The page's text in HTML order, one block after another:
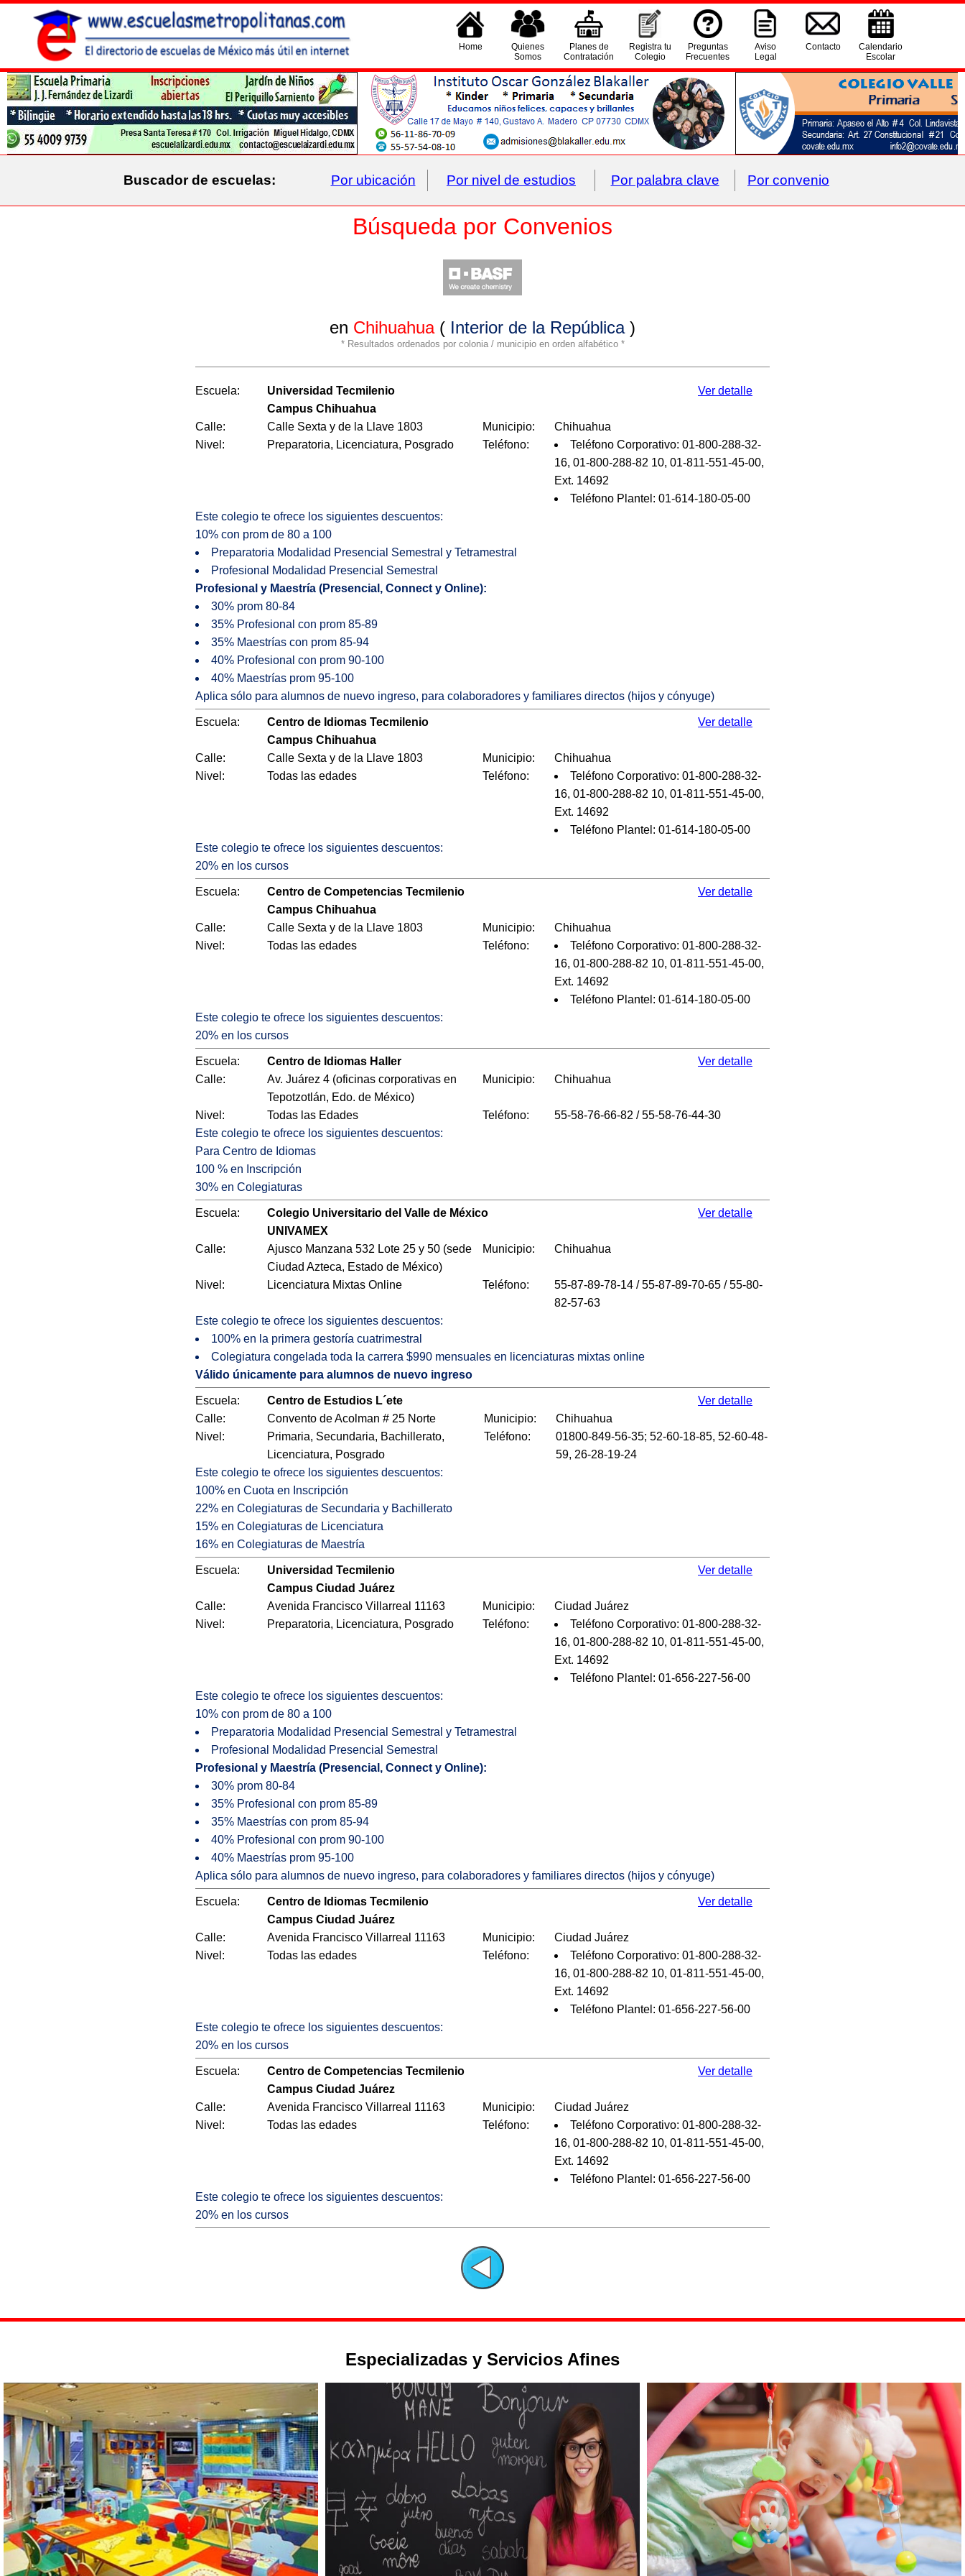
Home
Quienes
Somos
Planes de
Contratación
Registra tu
Colegio
Preguntas
Frecuentes
Aviso
Legal
Contacto
Calendario
Escolar
Buscador de escuelas: Por ubicación Por nivel de estudios Por palabra clave Por convenio
Búsqueda por Convenios
en Chihuahua( Interior de la República)
* Resultados ordenados por colonia / municipio en orden alfabético *
Escuela:
Universidad Tecmilenio
Campus Chihuahua
Ver detalle
Calle: Calle Sexta y de la Llave 1803 Municipio:
Chihuahua
Nivel:
Preparatoria, Licenciatura, Posgrado Teléfono:
Teléfono Corporativo: 01-800-288-32-
16, 01-800-288-82 10, 01-811-551-45-00,
Ext. 14692
Teléfono Plantel: 01-614-180-05-00
Este colegio te ofrece los siguientes descuentos:
10% con prom de 80 a 100
Preparatoria Modalidad Presencial Semestral y Tetramestral
Profesional Modalidad Presencial Semestral
Profesional y Maestría (Presencial, Connect y Online):
30% prom 80-84
35% Profesional con prom 85-89
35% Maestrías con prom 85-94
40% Profesional con prom 90-100
40% Maestrías prom 95-100
Aplica sólo para alumnos de nuevo ingreso, para colaboradores y familiares directos (hijos y cónyuge)
Escuela:
Centro de Idiomas Tecmilenio
Campus Chihuahua
Ver detalle
Calle: Calle Sexta y de la Llave 1803 Municipio:
Chihuahua
Nivel:
Todas las edades Teléfono:
Teléfono Corporativo: 01-800-288-32-
16, 01-800-288-82 10, 01-811-551-45-00,
Ext. 14692
Teléfono Plantel: 01-614-180-05-00
Este colegio te ofrece los siguientes descuentos:
20% en los cursos
Escuela:
Centro de Competencias Tecmilenio
Campus Chihuahua
Ver detalle
Calle: Calle Sexta y de la Llave 1803 Municipio:
Chihuahua
Nivel:
Todas las edades Teléfono:
Teléfono Corporativo: 01-800-288-32-
16, 01-800-288-82 10, 01-811-551-45-00,
Ext. 14692
Teléfono Plantel: 01-614-180-05-00
Este colegio te ofrece los siguientes descuentos:
20% en los cursos
Escuela: Centro de Idiomas Haller
Ver detalle
Calle:
Av. Juárez 4 (oficinas corporativas en
Tepotzotlán, Edo. de México)
Municipio: Chihuahua
Nivel: Todas las Edades Teléfono:
55-58-76-66-82 / 55-58-76-44-30
Este colegio te ofrece los siguientes descuentos:
Para Centro de Idiomas
100 % en Inscripción
30% en Colegiaturas
Escuela:
Colegio Universitario del Valle de México
UNIVAMEX
Ver detalle
Calle:
Ajusco Manzana 532 Lote 25 y 50 (sede
Ciudad Azteca, Estado de México)
Municipio: Chihuahua
Nivel: Licenciatura Mixtas Online Teléfono:
55-87-89-78-14 / 55-87-89-70-65 / 55-80-
82-57-63
Este colegio te ofrece los siguientes descuentos:
100% en la primera gestoría cuatrimestral
Colegiatura congelada toda la carrera $990 mensuales en licenciaturas mixtas online
Válido únicamente para alumnos de nuevo ingreso
Escuela: Centro de Estudios L´ete
Ver detalle
Calle:
Convento de Acolman # 25 Norte Municipio:
Chihuahua
Nivel:
Primaria, Secundaria, Bachillerato,
Licenciatura, Posgrado
Teléfono:
01800-849-56-35; 52-60-18-85, 52-60-48-
59, 26-28-19-24
Este colegio te ofrece los siguientes descuentos:
100% en Cuota en Inscripción
22% en Colegiaturas de Secundaria y Bachillerato
15% en Colegiaturas de Licenciatura
16% en Colegiaturas de Maestría
Escuela:
Universidad Tecmilenio
Campus Ciudad Juárez
Ver detalle
Calle: Avenida Francisco Villarreal 11163 Municipio:
Ciudad Juárez
Nivel:
Preparatoria, Licenciatura, Posgrado Teléfono:
Teléfono Corporativo: 01-800-288-32-
16, 01-800-288-82 10, 01-811-551-45-00,
Ext. 14692
Teléfono Plantel: 01-656-227-56-00
Este colegio te ofrece los siguientes descuentos:
10% con prom de 80 a 100
Preparatoria Modalidad Presencial Semestral y Tetramestral
Profesional Modalidad Presencial Semestral
Profesional y Maestría (Presencial, Connect y Online):
30% prom 80-84
35% Profesional con prom 85-89
35% Maestrías con prom 85-94
40% Profesional con prom 90-100
40% Maestrías prom 95-100
Aplica sólo para alumnos de nuevo ingreso, para colaboradores y familiares directos (hijos y cónyuge)
Escuela:
Centro de Idiomas Tecmilenio
Campus Ciudad Juárez
Ver detalle
Calle: Avenida Francisco Villarreal 11163 Municipio:
Ciudad Juárez
Nivel:
Todas las edades Teléfono:
Teléfono Corporativo: 01-800-288-32-
16, 01-800-288-82 10, 01-811-551-45-00,
Ext. 14692
Teléfono Plantel: 01-656-227-56-00
Este colegio te ofrece los siguientes descuentos:
20% en los cursos
Escuela:
Centro de Competencias Tecmilenio
Campus Ciudad Juárez
Ver detalle
Calle: Avenida Francisco Villarreal 11163 Municipio:
Ciudad Juárez
Nivel:
Todas las edades Teléfono:
Teléfono Corporativo: 01-800-288-32-
16, 01-800-288-82 10, 01-811-551-45-00,
Ext. 14692
Teléfono Plantel: 01-656-227-56-00
Este colegio te ofrece los siguientes descuentos:
20% en los cursos
Especializadas y Servicios Afines